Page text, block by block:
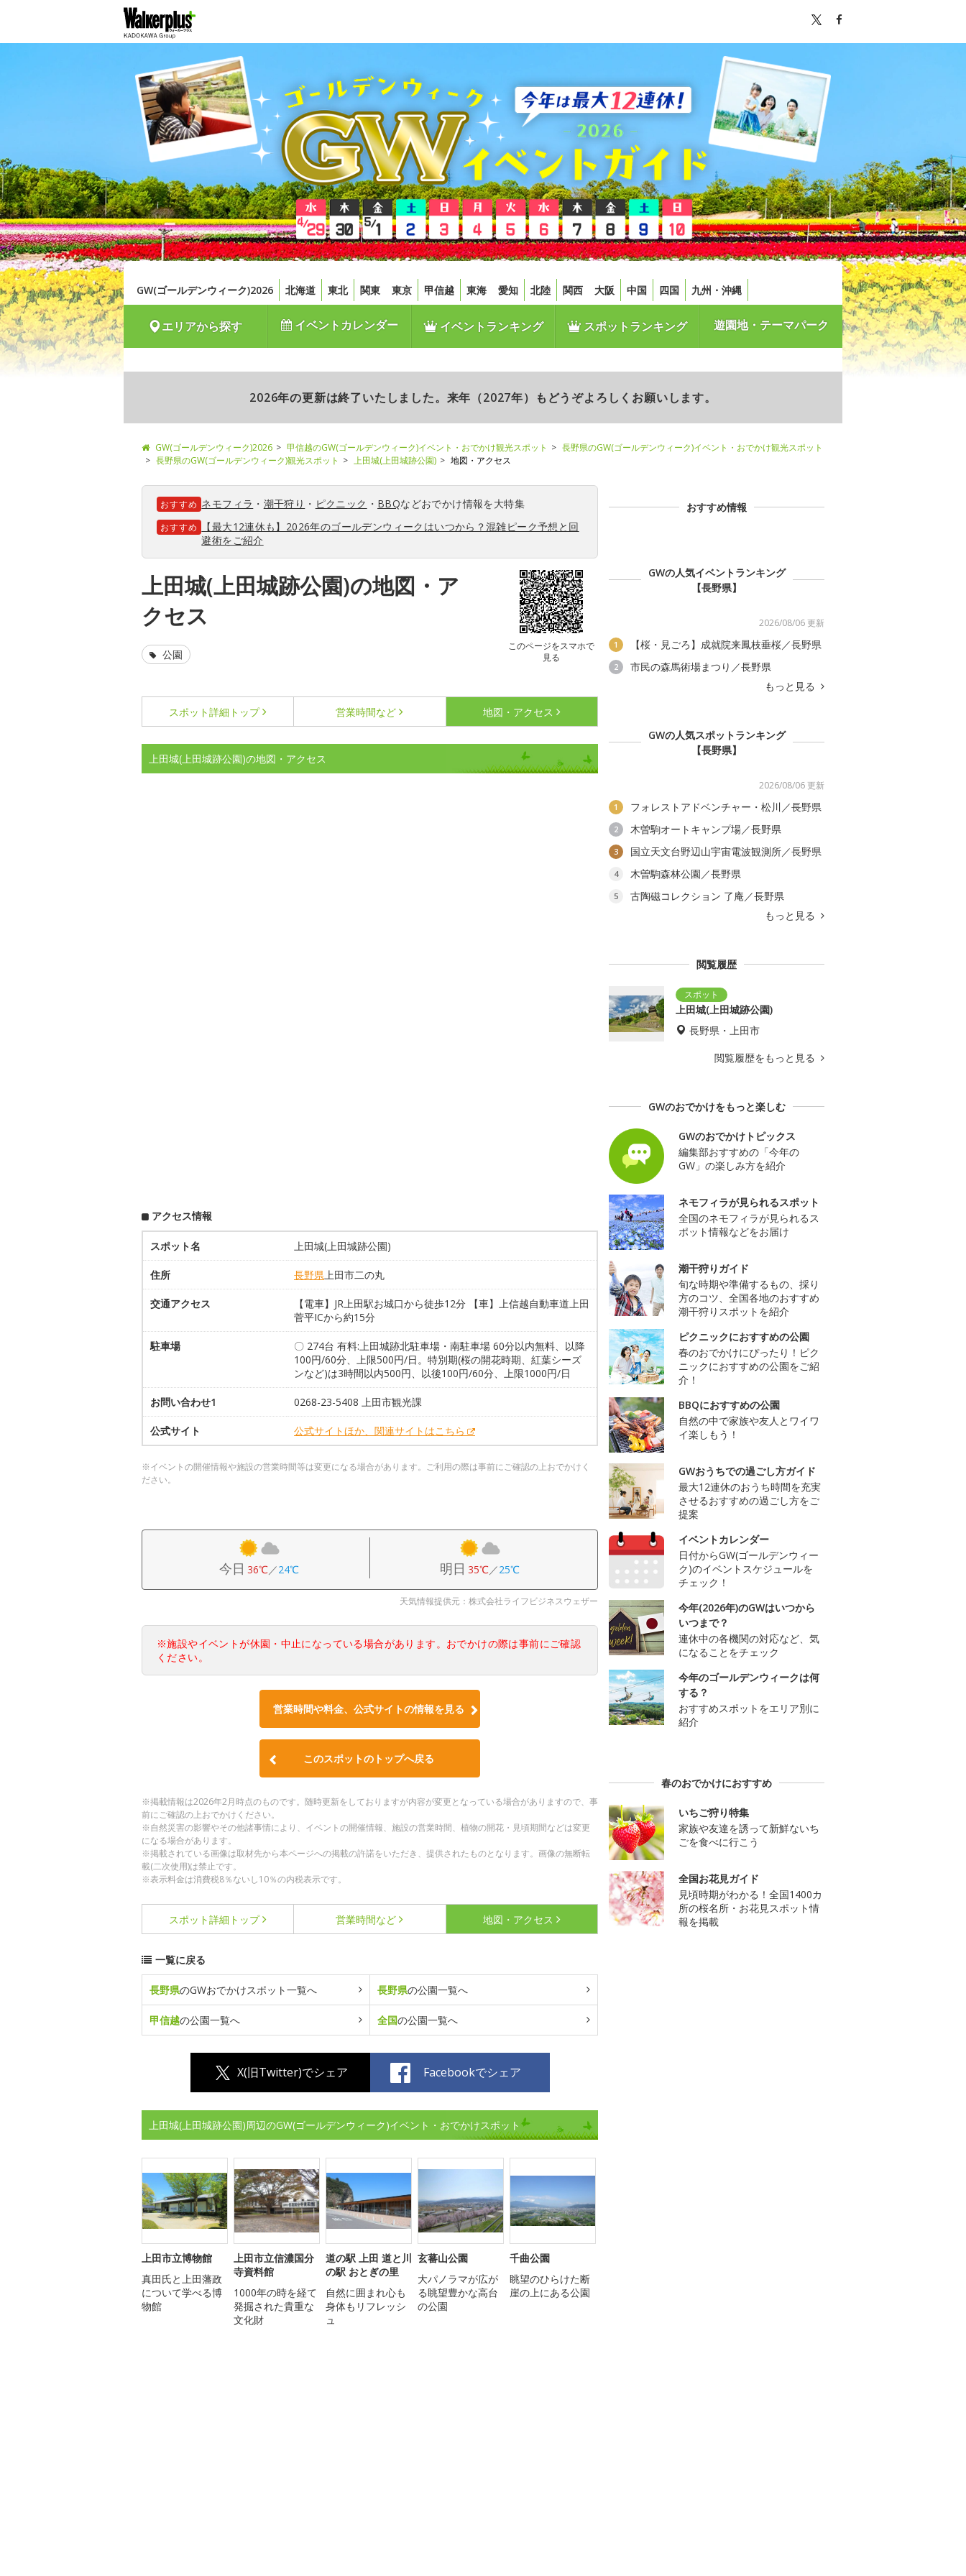
GW(ゴールデンウィーク)2026 北海道 東北 関東 東京 甲信越 東海 愛知 北陸 関西 大阪 中国 四国 九州・沖縄
エリアから探す イベントカレンダー イベントランキング スポットランキング 遊園地・テーマパーク
2026年の更新は終了いたしました。来年（2027年）もどうぞよろしくお願いします。
GW(ゴールデンウィーク)2026 甲信越のGW(ゴールデンウィーク)イベント・おでかけ観光スポット
長野県のGW(ゴールデンウィーク)イベント・おでかけ観光スポット
長野県のGW(ゴールデンウィーク)観光スポット
上田城(上田城跡公園) 地図・アクセス
おすすめ ネモフィラ ・ 潮干狩り ・ ピクニック ・ BBQなどおでかけ情報を大特集
おすすめ
【最大12連休も】2026年のゴールデンウィークはいつから？混雑ピーク予想と回
避術をご紹介
上田城(上田城跡公園)の地図・ア
クセス
このページをスマホで
見る
公園
スポット詳細 トップ 営業時間など 地図・アクセス
上田城(上田城跡公園)の地図・アクセス
アクセス情報
スポット名 上田城(上田城跡公園)
住所 長野県上田市二の丸
交通アクセス
【電車】JR上田駅お城口から徒歩12分 【車】上信越自動車道上田
菅平ICから約15分
駐車場
〇 274台 有料:上田城跡北駐車場・南駐車場 60分以内無料、以降
100円/60分、上限500円/日。特別期(桜の開花時期、紅葉シーズ
ンなど)は3時間以内500円、以後100円/60分、上限1000円/日
お問い合わせ1 0268-23-5408 上田市観光課
公式サイト 公式サイトほか、関連サイトはこちら
※イベントの開催情報や施設の営業時間等は変更になる場合があります。ご利用の際は事前にご確認の上おでかけく
ださい。
今日 36℃／24℃ 明日 35℃／25℃
天気情報提供元：株式会社ライフビジネスウェザー
※施設やイベントが休園・中止になっている場合があります。おでかけの際は事前にご確認
ください。
営業時間や料金、公式サイトの情報を見る
このスポットのトップへ戻る
※掲載情報は2026年2月時点のものです。随時更新をしておりますが内容が変更となっている場合がありますので、事
前にご確認の上おでかけください。
※自然災害の影響やその他諸事情により、イベントの開催情報、施設の営業時間、植物の開花・見頃期間などは変更
になる場合があります。
※掲載されている画像は取材先から本ページへの掲載の許諾をいただき、提供されたものとなります。画像の無断転
載(二次使用)は禁止です。
※表示料金は消費税8％ないし10％の内税表示です。
スポット詳細 トップ 営業時間など 地図・アクセス
一覧に戻る
長野県のGWおでかけスポット一覧へ 長野県の公園一覧へ
甲信越の公園一覧へ 全国の公園一覧へ
X(旧Twitter)でシェア Facebookでシェア
上田城(上田城跡公園)周辺のGW(ゴールデンウィーク)イベント・おでかけスポット
上田市立博物館
真田氏と上田藩政
について学べる博
物館
上田市立信濃国分
寺資料館
1000年の時を経て
発掘された貴重な
文化財
道の駅 上田 道と川
の駅 おとぎの里
自然に囲まれ心も
身体もリフレッシ
ュ
玄蕃山公園
大パノラマが広が
る眺望豊かな高台
の公園
千曲公園
眺望のひらけた断
崖の上にある公園
おすすめ情報
GWの人気イベントランキング
【長野県】
2026/08/06 更新
1 【桜・見ごろ】成就院来鳳枝垂桜／長野県
2
市民の森馬術場まつり／長野県
もっと見る
GWの人気スポットランキング
【長野県】
2026/08/06 更新
1 フォレストアドベンチャー・松川／長野県
2 木曽駒オートキャンプ場／長野県
3 国立天文台野辺山宇宙電波観測所／長野県
4 木曽駒森林公園／長野県
5
古陶磁コレクション 了庵／長野県
もっと見る
閲覧履歴
上田城(上田城跡公園)
長野県・上田市
閲覧履歴をもっと見る
GWのおでかけをもっと楽しむ
GWのおでかけトピックス
編集部おすすめの「今年の
GW」の楽しみ方を紹介
ネモフィラが見られるスポット
全国のネモフィラが見られるス
ポット情報などをお届け
潮干狩りガイド
旬な時期や準備するもの、採り
方のコツ、全国各地のおすすめ
潮干狩りスポットを紹介
ピクニックにおすすめの公園
春のおでかけにぴったり！ピク
ニックにおすすめの公園をご紹
介！
BBQにおすすめの公園
自然の中で家族や友人とワイワ
イ楽しもう！
GWおうちでの過ごし方ガイド
最大12連休のおうち時間を充実
させるおすすめの過ごし方をご
提案
イベントカレンダー
日付からGW(ゴールデンウィー
ク)のイベントスケジュールを
チェック！
今年(2026年)のGWはいつから
いつまで？
連休中の各機関の対応など、気
になることをチェック
今年のゴールデンウィークは何
する？
おすすめスポットをエリア別に
紹介
春のおでかけにおすすめ
いちご狩り特集
家族や友達を誘って新鮮ないち
ごを食べに行こう
全国お花見ガイド
見頃時期がわかる！全国1400カ
所の桜名所・お花見スポット情
報を掲載